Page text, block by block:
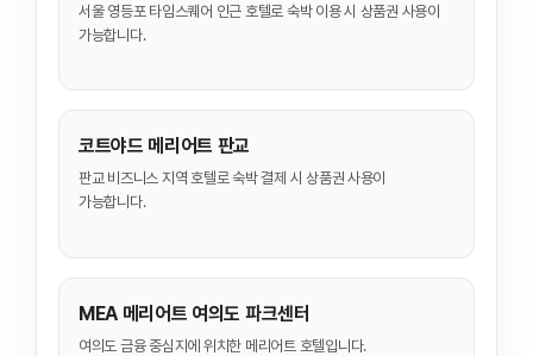
서울 영등포 타임스퀘어 인근 호텔로 숙박 이용 시 상품권 사용이
가능합니다.
코트야드 메리어트 판교
판교 비즈니스 지역 호텔로 숙박 결제 시 상품권 사용이
가능합니다.
MEA 메리어트 여의도 파크센터
여의도 금융 중심지에 위치한 메리어트 호텔입니다.